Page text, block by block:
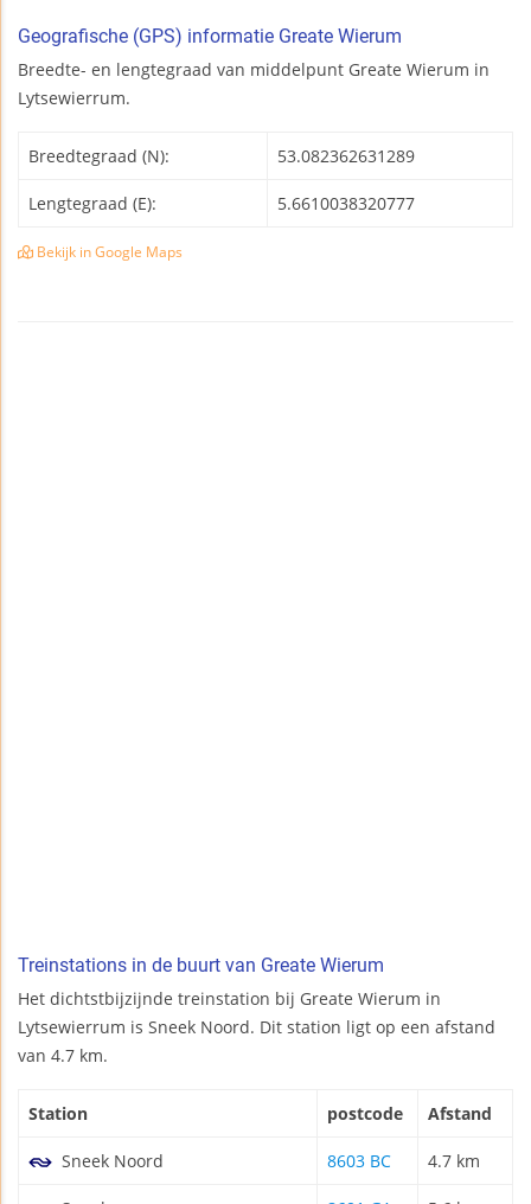
Geografische (GPS) informatie Greate Wierum
Breedte- en lengtegraad van middelpunt Greate Wierum in
Lytsewierrum.
Breedtegraad (N): 53.082362631289
Lengtegraad (E): 5.6610038320777
Bekijk in Google Maps
Treinstations in de buurt van Greate Wierum
Het dichtstbijzijnde treinstation bij Greate Wierum in
Lytsewierrum is Sneek Noord. Dit station ligt op een afstand
van 4.7 km.
Station postcode Afstand
Sneek Noord 8603 BC 4.7 km